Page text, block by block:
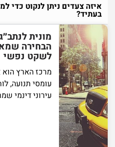
איזה צעדים ניתן לנקוט כדי
בעתיד?
מונית
הבחירה
לשקט נפשי
מרכז הארץ הוא
עומסי תנועה,
עירוני דינמי